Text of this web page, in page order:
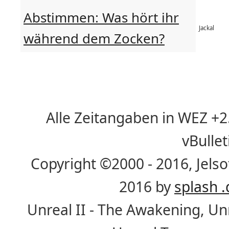
Abstimmen: Was hört ihr
während dem Zocken?
Jackal
Alle Zeitangaben in WEZ
Copyright ©2000 - 2016,
2016 bysplash
Unreal II - The Awakening,